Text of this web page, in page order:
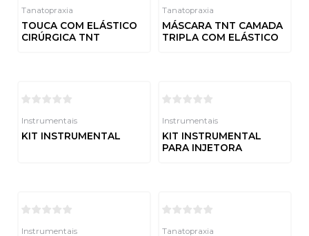
Tanatopraxia
TOUCA COM ELÁSTICO
CIRÚRGICA TNT
Tanatopraxia
MÁSCARA TNT CAMADA
TRIPLA COM ELÁSTICO
Instrumentais
KIT INSTRUMENTAL
Instrumentais
KIT INSTRUMENTAL
PARA INJETORA
Instrumentais Tanatopraxia